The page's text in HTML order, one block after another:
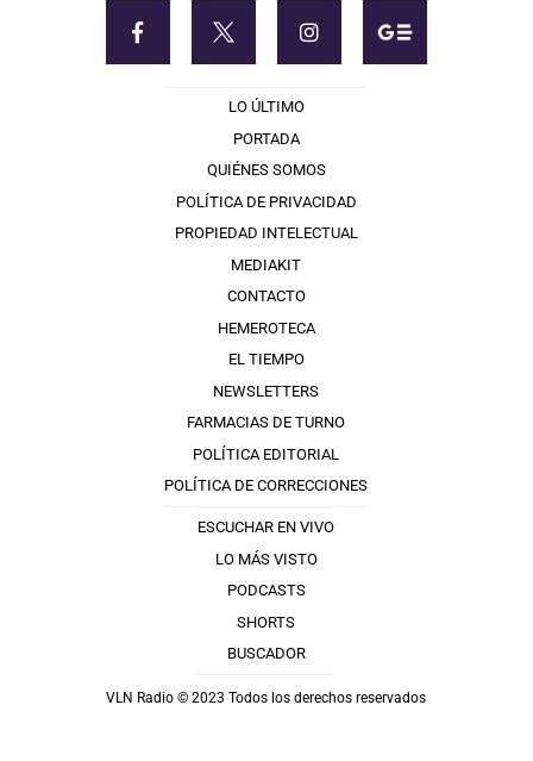
LO ÚLTIMO
PORTADA
QUIÉNES SOMOS
POLÍTICA DE PRIVACIDAD
PROPIEDAD INTELECTUAL
MEDIAKIT
CONTACTO
HEMEROTECA
EL TIEMPO
NEWSLETTERS
FARMACIAS DE TURNO
POLÍTICA EDITORIAL
POLÍTICA DE CORRECCIONES
ESCUCHAR EN VIVO
LO MÁS VISTO
PODCASTS
SHORTS
BUSCADOR
VLN Radio © 2023 Todos los derechos reservados